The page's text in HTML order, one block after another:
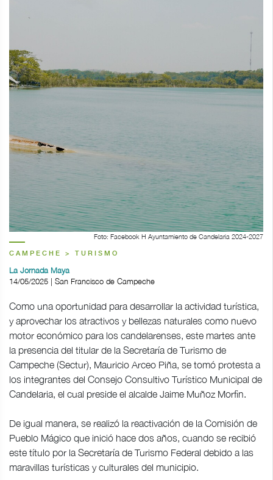
Foto: Facebook H Ayuntamiento de Candelaria 2024-2027
CAMPECHE > TURISMO
La Jornada Maya
14/05/2025 | San Francisco de Campeche
Como una oportunidad para desarrollar la actividad turística,
y aprovechar los atractivos y bellezas naturales como nuevo
motor económico para los candelarenses, este martes ante
la presencia del titular de la Secretaría de Turismo de
Campeche (Sectur), Mauricio Arceo Piña, se tomó protesta a
los integrantes del Consejo Consultivo Turístico Municipal de
Candelaria, el cual preside el alcalde Jaime Muñoz Morfin.
De igual manera, se realizó la reactivación de la Comisión de
Pueblo Mágico que inició hace dos años, cuando se recibió
este título por la Secretaría de Turismo Federal debido a las
maravillas turísticas y culturales del municipio.